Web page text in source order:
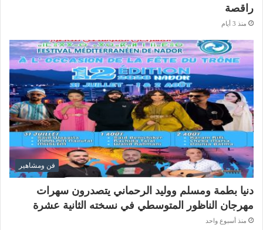
راقصة
منذ 3 أيام
فن ومشاهير
دنيا بطمة ومسلم ووليد الرحماني يتصدرون سهرات
مهرجان الناظور المتوسطي في نسخته الثانية عشرة
منذ أسبوع واحد